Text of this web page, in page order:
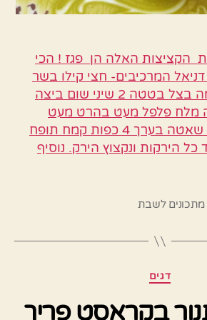
הקציצות האלה הן פגז ! הכי
המרכיבים- חצי קילו בשר
טחון 3 תפוחי אדמה בצל בטטה 2 שיני שום ביצה
מלח פלפל מעט בהרט מעט
כורכום מעט פלפל שאטה בערך 4 כפות קמח תופח
כל הירקות ונקצוץ הירק. נוסיף
מתכונים לשבת
קטגוריותדגים
בקראסט פריך